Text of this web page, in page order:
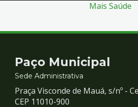
Mais Saúde
Contato
e
Paço Municipal
Sede Administrativa
Praça Visconde de Mauá, s/nº -
CEP 11010-900